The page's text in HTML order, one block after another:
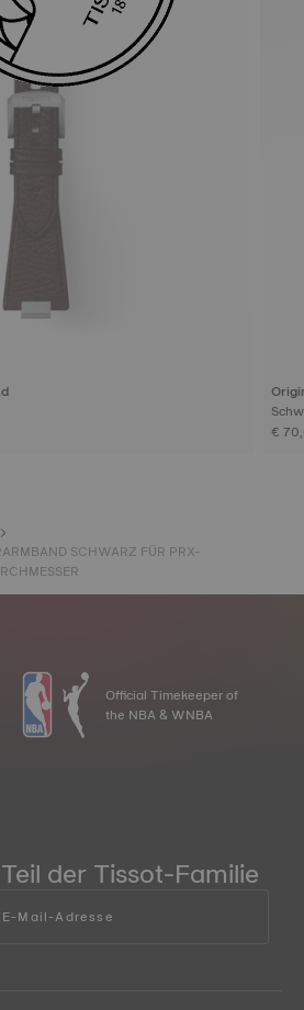
€
SCHWARZ FÜR PRX-
Official Timekeeper of
the NBA & WNBA
der Tissot-Familie
E-Mail-Adresse